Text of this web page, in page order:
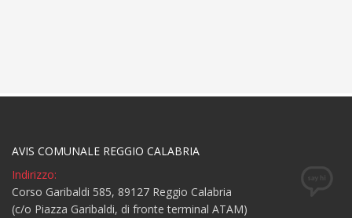
AVIS COMUNALE REGGIO CALABRIA
Indirizzo:
Corso Garibaldi 585, 89127 Reggio Calabria
(c/o Piazza Garibaldi, di fronte terminal ATAM)